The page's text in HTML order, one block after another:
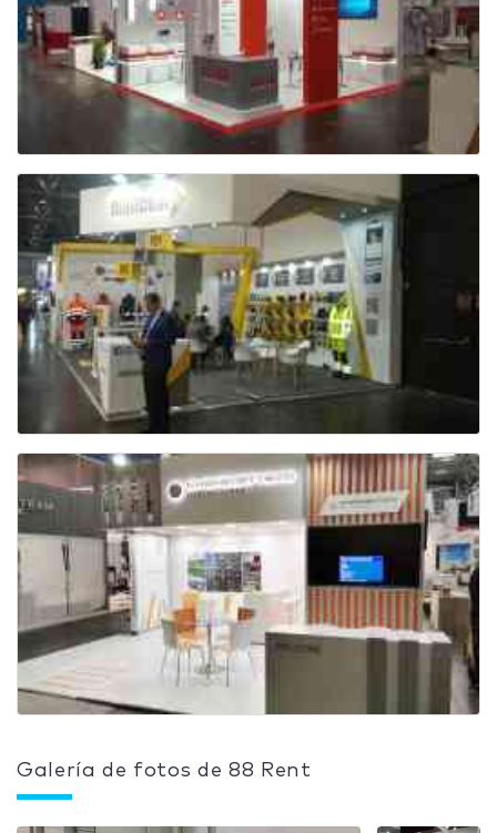
Galería de fotos de 88 Rent